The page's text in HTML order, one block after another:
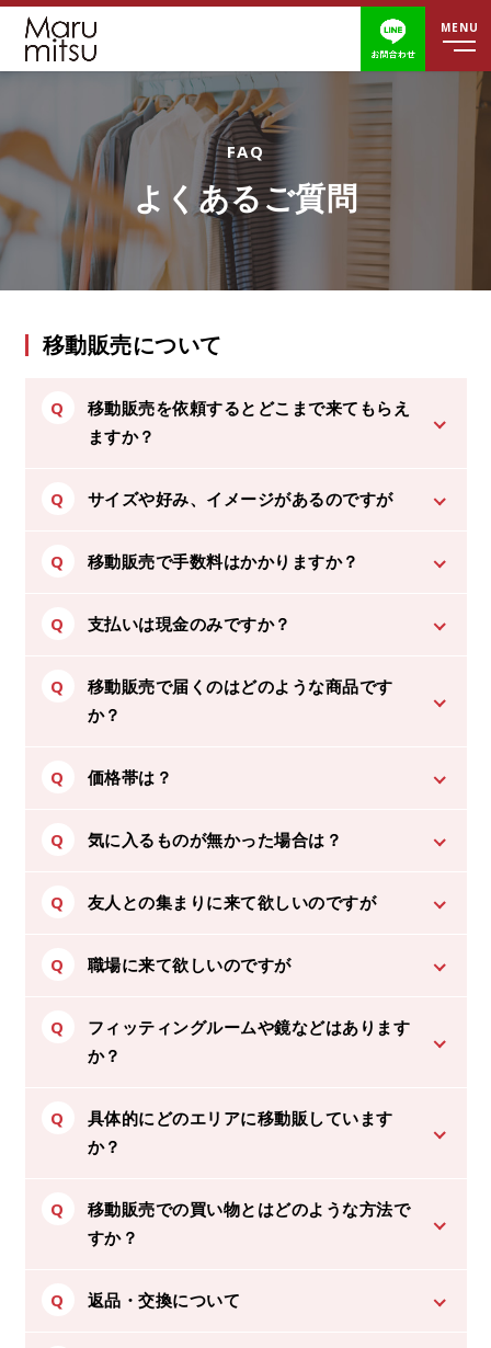
定休日
ホーム
移動販売について
取扱商品
よくあるご質問
店舗情報
お問合わせ
よくあるご質問
移動販売について
Q
移動販売を依頼するとどこまで来てもらえ
ますか？
Q サイズや好み、イメージがあるのですが
Q 移動販売で手数料はかかりますか？
Q 支払いは現金のみですか？
Q
移動販売で届くのはどのような商品です
か？
Q 価格帯は？
Q 気に入るものが無かった場合は？
Q 友人との集まりに来て欲しいのですが
Q 職場に来て欲しいのですが
Q
フィッティングルームや鏡などはあります
か？
Q
具体的にどのエリアに移動販しています
か？
Q
移動販売での買い物とはどのような方法で
すか？
Q 返品・交換について